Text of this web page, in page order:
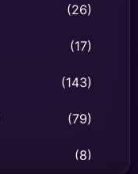
(26)
(17)
(143)
(79)
(8)